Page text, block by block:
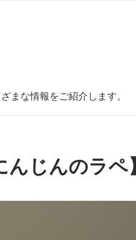
な情報をご紹介します。
じんのラペ】